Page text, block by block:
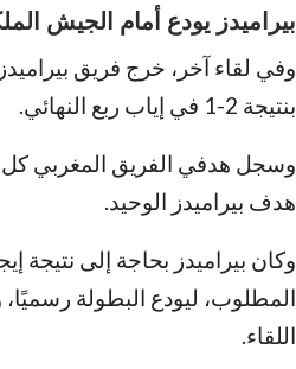
بيراميدز يودع أمام الجيش
وفي لقاء آخر، خرج فريق
بنتيجة 2-1 في إياب ربع النهائي.
وسجل هدفي الفريق المغربي كل
هدف بيراميدز الوحيد.
وكان بيراميدز بحاجة إلى نتيجة
المطلوب، ليودع البطولة
اللقاء.